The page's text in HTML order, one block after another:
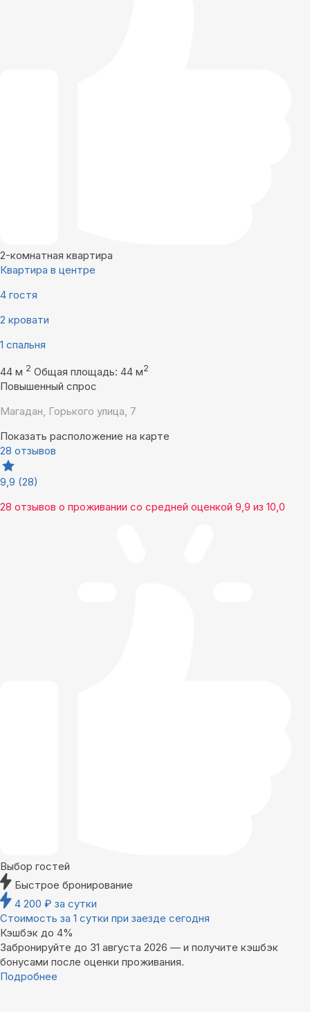
2-комнатная квартира
Квартира в центре
4 гостя
2 кровати
1 спальня
44 м 2 Общая площадь: 44 м2
Повышенный спрос
Магадан, Горького улица, 7
Показать расположение на карте
28 отзывов
9,9 (28)
28 отзывов о проживании со средней оценкой 9,9 из 10,0
Выбор гостей
Быстрое бронирование
4 200 ₽ за сутки
Стоимость за 1 сутки при заезде сегодня
Кэшбэк до 4%
Забронируйте до 31 августа 2026 — и получите кэшбэк
бонусами после оценки проживания.
Подробнее